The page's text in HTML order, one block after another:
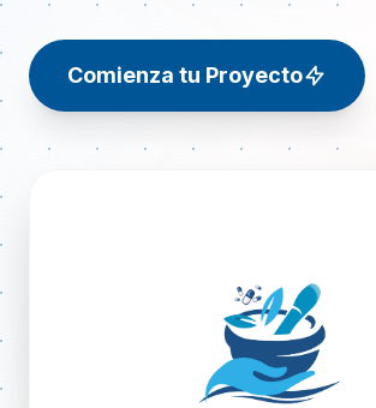
Comienza tu Proyecto